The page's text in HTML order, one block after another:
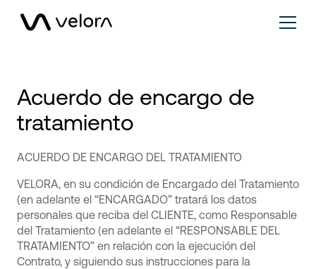
Acuerdo de encargo de
tratamiento
ACUERDO DE ENCARGO DEL TRATAMIENTO
VELORA, en su condición de Encargado del Tratamiento
(en adelante el “ENCARGADO” tratará los datos
personales que reciba del CLIENTE, como Responsable
del Tratamiento (en adelante el “RESPONSABLE DEL
TRATAMIENTO” en relación con la ejecución del
Contrato, y siguiendo sus instrucciones para la